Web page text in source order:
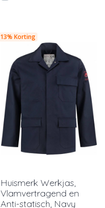
13% Korting
Huismerk Werkjas,
Vlamvertragend en
Anti-statisch, Navy